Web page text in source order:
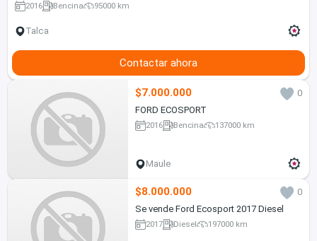
2016 Bencina 95000 km
Talca
Contactar ahora
$7.000.000
0
FORD ECOSPORT
2016 Bencina 137000 km
Maule
$8.000.000
0
Se vende Ford Ecosport 2017 Diesel
2017 Diesel 197000 km